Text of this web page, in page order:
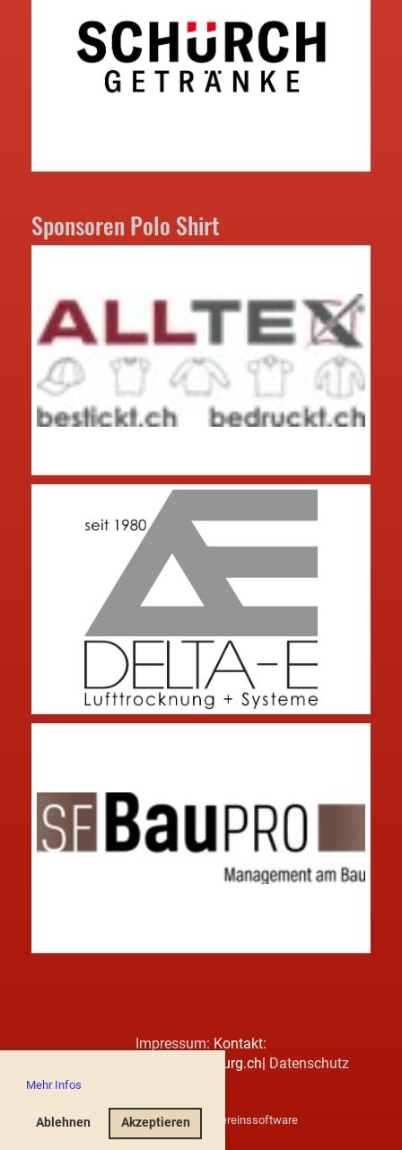
Mehr Infos
Ablehnen Akzeptieren
Sponsoren Polo Shirt
Impressum: Kontakt:
markus.villiger@sgrothenburg.ch| Datenschutz
Erstellt mit ClubDesk Vereinssoftware